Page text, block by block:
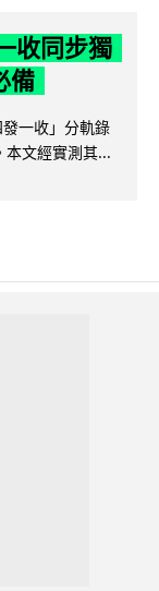
收同步獨
備
一收」分軌錄
文經實測其...